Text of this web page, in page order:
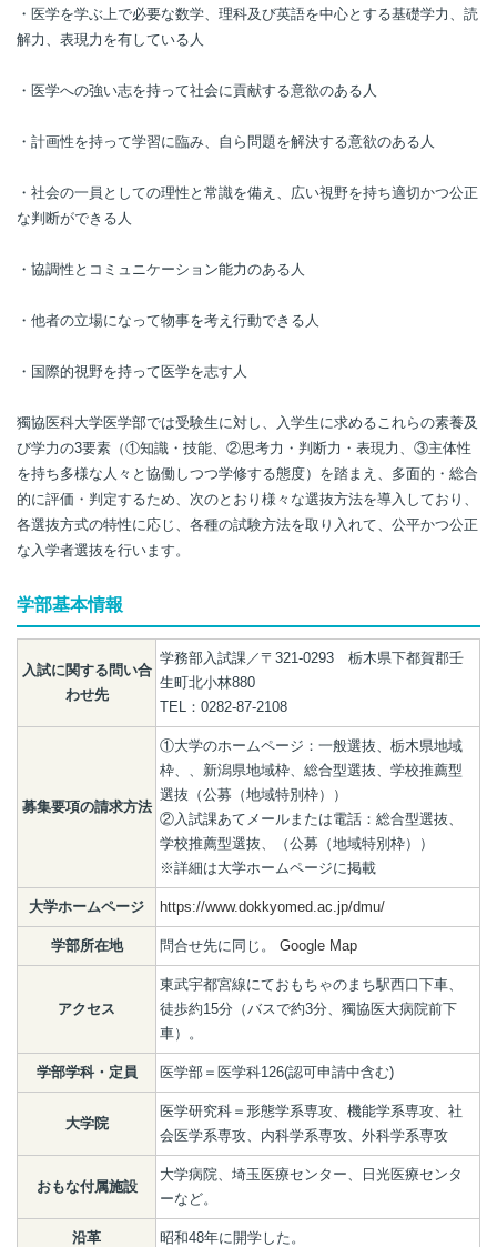
・医学を学ぶ上で必要な数学、理科及び英語を中心とする基礎学力、読
解力、表現力を有している人
・医学への強い志を持って社会に貢献する意欲のある人
・計画性を持って学習に臨み、自ら問題を解決する意欲のある人
・社会の一員としての理性と常識を備え、広い視野を持ち適切かつ公正
な判断ができる人
・協調性とコミュニケーション能力のある人
・他者の立場になって物事を考え行動できる人
・国際的視野を持って医学を志す人
獨協医科大学医学部では受験生に対し、入学生に求めるこれらの素養及
び学力の3要素（①知識・技能、②思考力・判断力・表現力、③主体性
を持ち多様な人々と協働しつつ学修する態度）を踏まえ、多面的・総合
的に評価・判定するため、次のとおり様々な選抜方法を導入しており、
各選抜方式の特性に応じ、各種の試験方法を取り入れて、公平かつ公正
な入学者選抜を行います。
学部基本情報
入試に関する問い合
わせ先
学務部入試課／〒321-0293 栃木県下都賀郡壬
生町北小林880
TEL：0282-87-2108
募集要項の請求方法
①大学のホームページ：一般選抜、栃木県地域
枠、、新潟県地域枠、総合型選抜、学校推薦型
選抜（公募（地域特別枠））
②入試課あてメールまたは電話：総合型選抜、
学校推薦型選抜、（公募（地域特別枠））
※詳細は大学ホームページに掲載
大学ホームページ https://www.dokkyomed.ac.jp/dmu/
学部所在地 問合せ先に同じ。 Google Map
アクセス
東武宇都宮線にておもちゃのまち駅西口下車、
徒歩約15分（バスで約3分、獨協医大病院前下
車）。
学部学科・定員 医学部＝医学科126(認可申請中含む)
大学院
医学研究科＝形態学系専攻、機能学系専攻、社
会医学系専攻、内科学系専攻、外科学系専攻
おもな付属施設
大学病院、埼玉医療センター、日光医療センタ
ーなど。
沿革 昭和48年に開学した。